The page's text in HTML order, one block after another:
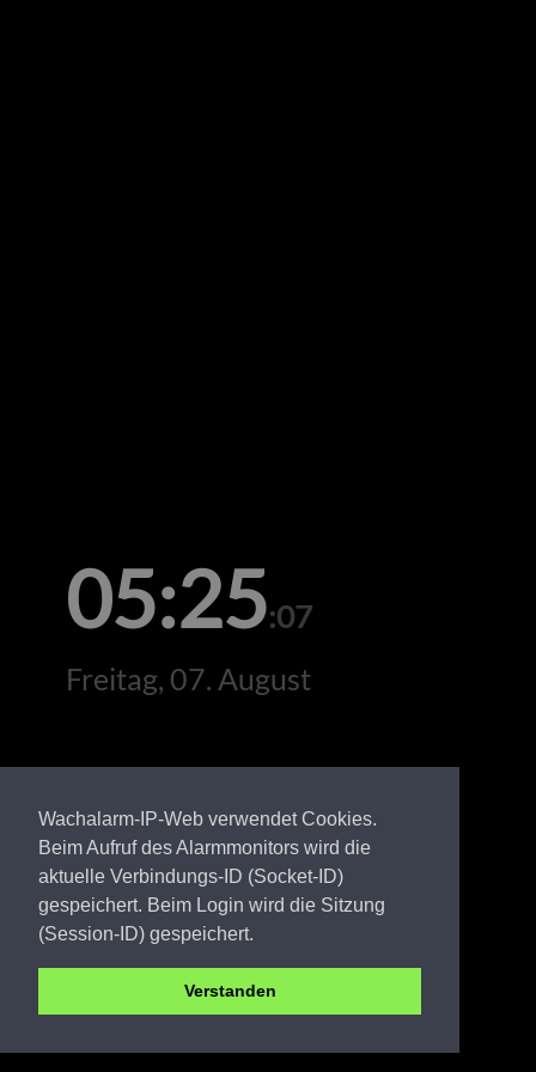
Wachalarm-IP-Web verwendet Cookies.
Beim Aufruf des Alarmmonitors wird die
aktuelle Verbindungs-ID (Socket-ID)
gespeichert. Beim Login wird die Sitzung
(Session-ID) gespeichert.
Verstanden
05:25:07
Freitag, 07. August
EE FW Prieschka